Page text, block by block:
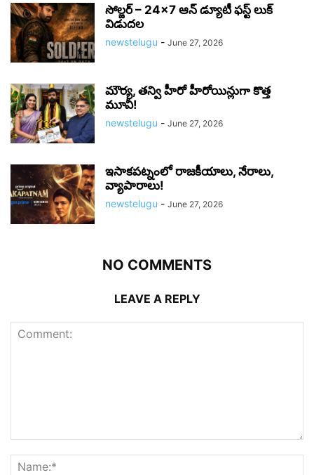
సోల్జర్ – 24×7 ఆన్ డ్యూటీ ఫస్ట్ లుక్
విడుదల
newstelugu - June 27, 2026
మౌర్య‌, త‌న్వి హీరో హీరోయిన్లుగా కొత్త
మూవీ!
newstelugu - June 27, 2026
ఇసాకపట్నంలో రాజ‌కీయాలు, నేరాలు,
వ్యాపారాలు!
newstelugu - June 27, 2026
NO COMMENTS
LEAVE A REPLY